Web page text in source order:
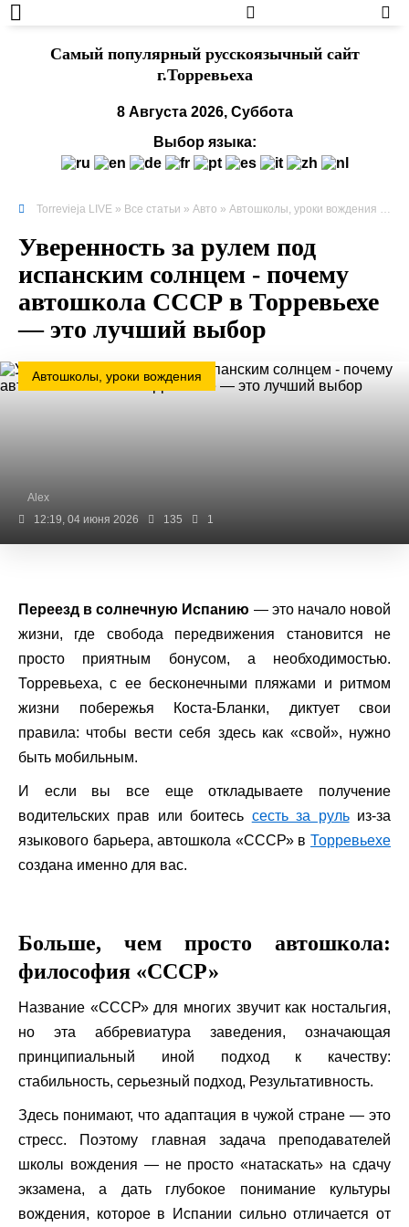
Cамый популярный русскоязычный сайт
г.Торревьеха
8 Августа 2026, Суббота
Выбор языка:
Torrevieja LIVE » Все статьи » Авто » Автошколы, уроки вождения
Уверенность за рулем под
испанским солнцем - почему
автошкола СССР в Торревьехе
— это лучший выбор
Автошколы, уроки вождения
Alex
12:19, 04 июня 2026
135 1
Переезд в солнечную Испанию — это начало новой
жизни, где свобода передвижения становится не
просто приятным бонусом, а необходимостью.
Торревьеха, с ее бесконечными пляжами и ритмом
жизни побережья Коста-Бланки, диктует свои
правила: чтобы вести себя здесь как «свой», нужно
быть мобильным.
И если вы все еще откладываете получение
водительских прав или боитесь сесть за рульиз-за
языкового барьера, автошкола «СССР» в Торревьехе
создана именно для вас.
Больше, чем просто автошкола:
философия «СССР»
Название «СССР» для многих звучит как ностальгия,
но эта аббревиатура заведения, означающая
принципиальный иной подход к качеству:
стабильность, серьезный подход, Результативность.
Здесь понимают, что адаптация в чужой стране — это
стресс. Поэтому главная задача преподавателей
школы вождения — не просто «натаскать» на сдачу
экзамена, а дать глубокое понимание культуры
вождения, которое в Испании сильно отличается от